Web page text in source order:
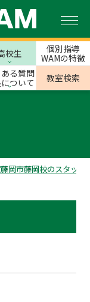
校生
個別指導
WAMの特徴
る質問
ついて
教室検索
藤岡市藤岡校のスタッフ